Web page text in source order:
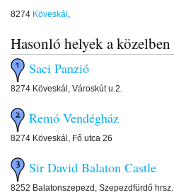
8274 Köveskál ,
Hasonló helyek a közelben
Saci Panzió
8274 Köveskál, Városkút u.2.
Remó Vendégház
8274 Köveskál, Fő utca 26
Sir David Balaton Castle
8252 Balatonszepezd, Szepezdfürdő